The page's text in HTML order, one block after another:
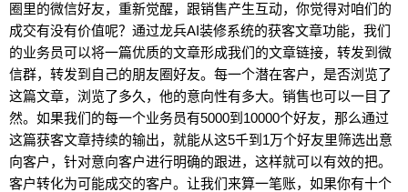
圈里的微信好友，重新觉醒，跟销售产生互动，你觉得对咱们的
成交有没有价值呢？通过龙兵AI装修系统的获客文章功能，我们
的业务员可以将一篇优质的文章形成我们的文章链接，转发到微
信群，转发到自己的朋友圈好友。每一个潜在客户，是否浏览了
这篇文章，浏览了多久，他的意向性有多大。销售也可以一目了
然。如果我们的每一个业务员有5000到10000个好友，那么通过
这篇获客文章持续的输出，就能从这5千到1万个好友里筛选出意
向客户，针对意向客户进行明确的跟进，这样就可以有效的把。
客户转化为可能成交的客户。让我们来算一笔账，如果你有十个